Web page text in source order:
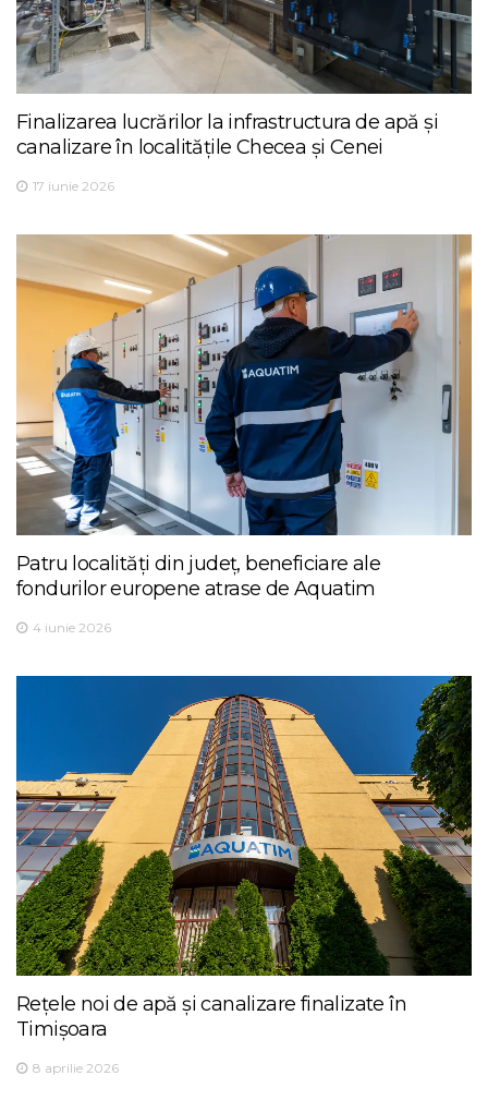
Finalizarea lucrărilor la infrastructura de apă și
canalizare în localitățile Checea și Cenei
17 iunie 2026
Patru localități din județ, beneficiare ale
fondurilor europene atrase de Aquatim
4 iunie 2026
Rețele noi de apă și canalizare finalizate în
Timișoara
8 aprilie 2026